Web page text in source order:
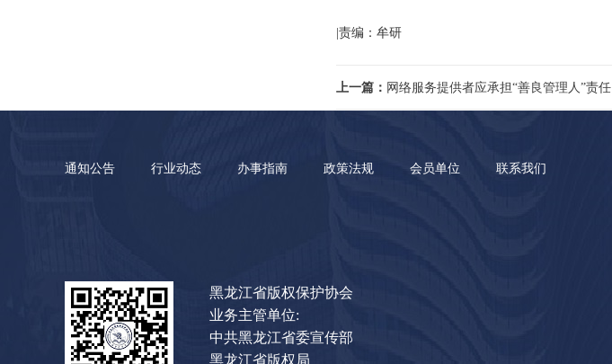
|责编：牟研
上一篇： 网络服务提供者应承担“善良管理人”责任
通知公告 行业动态 办事指南 政策法规 会员单位 联系我们
黑龙江省版权保护协会
业务主管单位:
中共黑龙江省委宣传部
黑龙江省版权局